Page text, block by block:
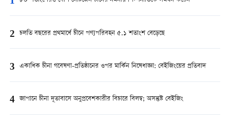
2 চলতি বছরের প্রথমার্ধে চীনে পণ্যপরিবহন ৫.১ শতাংশ বেড়েছে
3 একাধিক চীনা গবেষণা-প্রতিষ্ঠানের ওপর মার্কিন নিষেধাজ্ঞা: বেইজিংয়ের প্রতিবাদ
4 জাপানে চীনা দূতাবাসে অনুপ্রবেশকারীর বিচারে বিলম্ব; অসন্তুষ্ট বেইজিং